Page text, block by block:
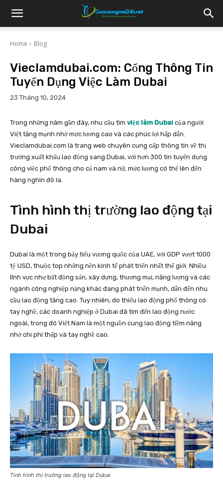
Home Blog
Vieclamdubai.com: Cổng Thông Tin
Tuyển Dụng Việc Làm Dubai
23 Tháng 10, 2024
Trong những năm gần đây, nhu cầu tìm việc làm Dubai của người
Việt tăng mạnh nhờ mức lương cao và các phúc lợi hấp dẫn.
Vieclamdubai.com là trang web chuyên cung cấp thông tin về thị
trường xuất khẩu lao động sang Dubai, với hơn 300 tin tuyển dụng
công việc phổ thông cho cả nam và nữ, mức lương có thể lên đến
hàng nghìn đô la.
Tình hình thị trường lao động tại
Dubai
Dubai là một trong bảy tiểu vương quốc của UAE, với GDP vượt 1000
tỷ USD, thuộc top những nền kinh tế phát triển nhất thế giới. Nhiều
lĩnh vực như bất động sản, xây dựng, thương mại, năng lượng và các
ngành công nghiệp nặng khác đang phát triển mạnh, dẫn đến nhu
cầu lao động tăng cao. Tuy nhiên, do thiếu lao động phổ thông có
tay nghề, các doanh nghiệp ở Dubai đã tìm đến lao động nước
ngoài, trong đó Việt Nam là một nguồn cung lao động tiềm năng
nhờ chi phí thấp và tay nghề cao.
Tình hình thị trường lao động tại Dubai